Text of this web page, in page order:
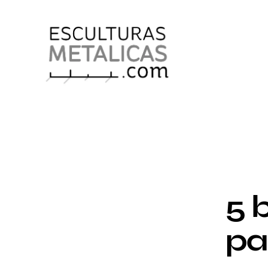
5
Se trata de cinco esculturas metálicas
los artistas de la Colección Norte de